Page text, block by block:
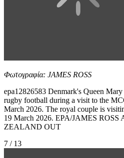
Φωτογραφία: JAMES ROSS
epa12826583 Denmark's Queen
rugby football during a visit to the
March 2026. The royal couple is
19 March 2026. EPA/JAMES
ZEALAND OUT
7 / 13